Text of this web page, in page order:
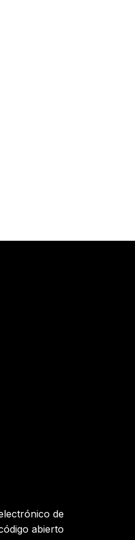
de
abierto